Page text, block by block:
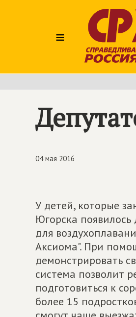
≡
04 мая 2016
У детей, которые
Югорска
для
Аксиома". При
демонстрировать
система позволит
подготовиться к
более 15